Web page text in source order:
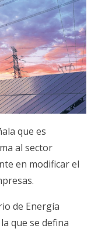
que es
al sector
en modificar el
de Energía
que se defina